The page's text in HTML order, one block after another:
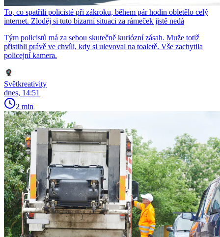
To, co spatřili policisté při zákroku, během pár hodin obletělo celý
internet. Zloděj si tuto bizarní situaci za rámeček jistě nedá
Tým policistů má za sebou skutečně kuriózní zásah. Muže totiž
přistihli právě ve chvíli, kdy si ulevoval na toaletě. Vše zachytila
policejní kamera.
Světkreativity
dnes, 14:51
2 min